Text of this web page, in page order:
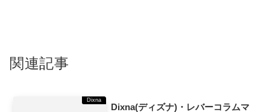
関連記事
Dixna
Dixna(ディズナ)・レバーコラムマ